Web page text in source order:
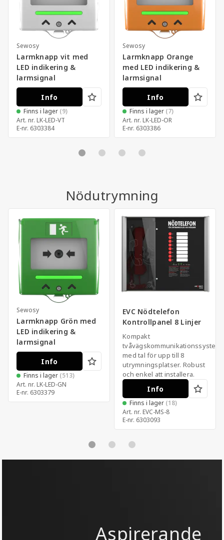
Sewosy
Larmknapp vit med
LED indikering &
larmsignal
Info
Finns i lager (9)
Art. nr. LK-LED-VT
E-nr. 6303384
Sewosy
Larmknapp Orange
med LED indikering &
larmsignal
Info
Finns i lager (7)
Art. nr. LK-LED-OR
E-nr. 6303386
Nödutrymning
Sewosy
Larmknapp Grön med
LED indikering &
larmsignal
Info
Finns i lager (513)
Art. nr. LK-LED-GN
E-nr. 6303379
EVC Nödtelefon
Kontrollpanel 8 Linjer
Kompakt
tvåvägskommunikationssystem
med tal för upp till 8
utrymningsplatser. Robust
och enkel att installera.
Info
Finns i lager (18)
Art. nr. EVC-MS-8
E-nr. 6303093
Aspirerande